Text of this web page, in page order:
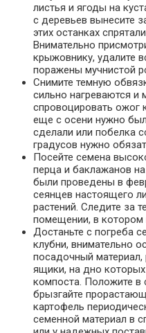
листья и ягоды на
с деревьев вынесите
этих останках
Внимательно
крыжовнику, удалите
поражены мучнистой
Снимите темную
сильно нагреваются и
спровоцировать ожог
еще с осени нужно
сделали или побелка
градусов нужно
Посейте семена
перца и баклажанов
были проведены в
сеянцев настоящего
растений. Следите за
помещении, в котором
Достаньте с погреба
клубни, внимательно
посадочный
ящики, на дно
компоста. Положите в
брызгайте
картофель
семенной материал в